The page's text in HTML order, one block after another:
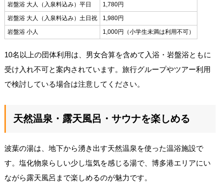
岩盤浴 大人（入泉料込み）平日
1,780円
岩盤浴 大人（入泉料込み）土日祝
1,980円
岩盤浴 小人
1,000円（小学生未満は利用不可）
10名以上の団体利用は、男女合算を含めて入浴・岩盤浴ともに
受け入れ不可と案内されています。旅行グループやツアー利用
で検討している場合は注意してください。
天然温泉・露天風呂・サウナを楽しめる
波葉の湯は、地下から湧き出す天然温泉を使った温浴施設で
す。塩化物泉らしい少し塩気を感じる湯で、博多港エリアにい
ながら露天風呂まで楽しめるのが魅力です。